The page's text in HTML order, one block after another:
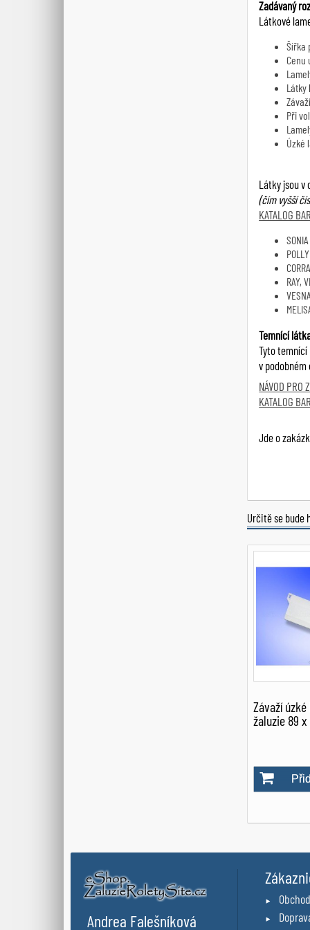
Zadávaný
Látkové
Šířka
Cenu
Látky
Při
Úzké
Látky jsou v
(čím vyšší
KATALOG
SONIA
POLLY
RAY,
VESNA
Temnící
Tyto temnící
v
NÁVOD PRO
KATALOG
Jde o
Určitě se bude
Závaží
žaluzie 89
Andrea Falešníková